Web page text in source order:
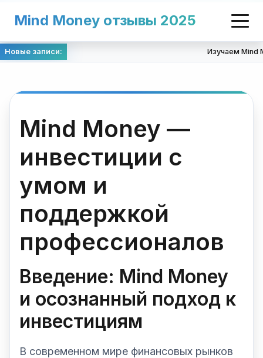
Mind Money отзывы 2025
Новые записи: Изучаем Mind
Mind Money —
инвестиции с
умом и
поддержкой
профессионалов
Введение: Mind Money
и осознанный подход к
инвестициям
В современном мире финансовых рынков